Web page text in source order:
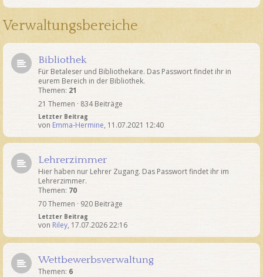
Verwaltungsbereiche
Bibliothek
Für Betaleser und Bibliothekare. Das Passwort findet ihr in
eurem Bereich in der Bibliothek.
Themen: 21
21 Themen · 834 Beiträge
Letzter Beitrag
von Emma-Hermine, 11.07.2021 12:40
Lehrerzimmer
Hier haben nur Lehrer Zugang. Das Passwort findet ihr im
Lehrerzimmer.
Themen: 70
70 Themen · 920 Beiträge
Letzter Beitrag
von Riley, 17.07.2026 22:16
Wettbewerbsverwaltung
Themen: 6